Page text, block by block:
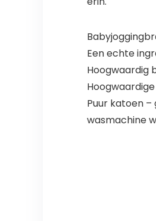
Een echte
Hoogwaardig
Puur katoen
wasmachine